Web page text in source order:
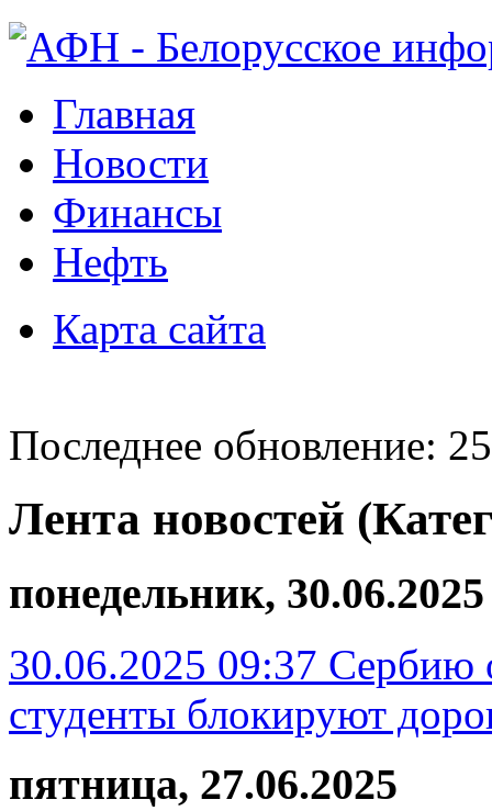
Главная
Новости
Финансы
Нефть
Карта сайта
Последнее обновление:
Лента новостей
понедельник, 30.06.2025
30.06.2025 09:37 Сербию
студенты блокируют
пятница, 27.06.2025